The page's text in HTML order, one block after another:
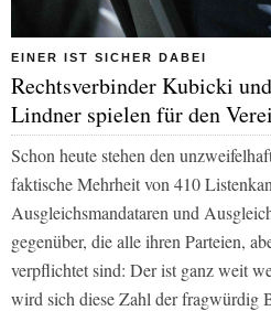
EINER IST SICHER DABEI
Rechtsverbinder Kubicki
Lindner spielen für den
Schon heute stehen den
faktische Mehrheit von 410
Ausgleichsmandataren und
gegenüber, die alle ihren Parteien,
verpflichtet sind: Der ist ganz weit
wird sich diese Zahl der fragwürdig